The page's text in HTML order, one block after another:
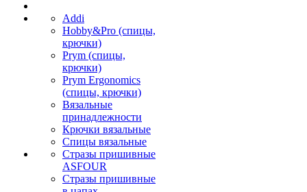
Addi
Hobby&Pro (спицы,
крючки)
Prym (спицы,
крючки)
Prym Ergonomics
(спицы, крючки)
Вязальные
принадлежности
Крючки вязальные
Спицы вязальные
Стразы пришивные
ASFOUR
Стразы пришивные